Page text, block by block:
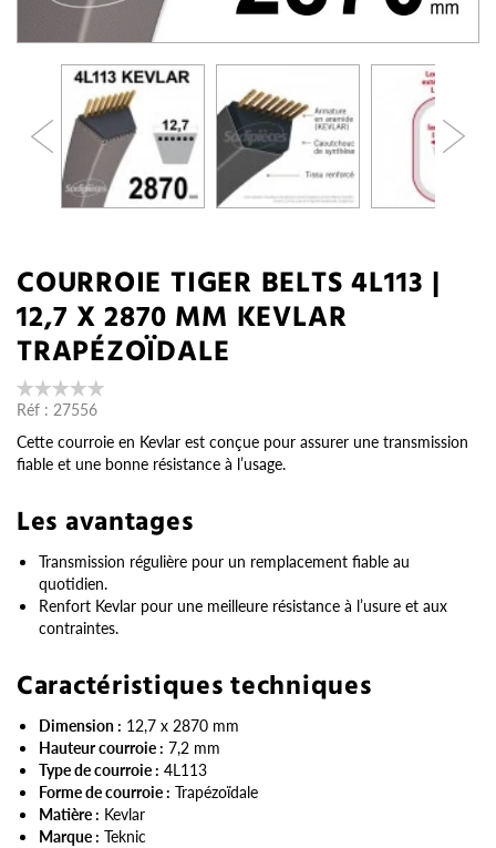
COURROIE TIGER BELTS 4L113 |
12,7 X 2870 MM KEVLAR
TRAPÉZOÏDALE
Réf : 27556
Cette courroie en Kevlar est conçue pour assurer une transmission
fiable et une bonne résistance à l’usage.
Les avantages
Transmission régulière pour un remplacement fiable au
quotidien.
Renfort Kevlar pour une meilleure résistance à l’usure et aux
contraintes.
Caractéristiques techniques
Dimension : 12,7 x 2870 mm
Hauteur courroie : 7,2 mm
Type de courroie : 4L113
Forme de courroie : Trapézoïdale
Matière : Kevlar
Marque : Teknic